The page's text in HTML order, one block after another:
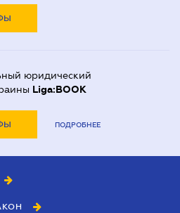
юридический
Liga:BOOK
ПОДРОБНЕЕ